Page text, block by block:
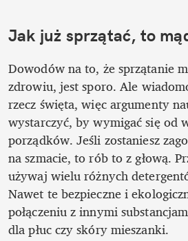
Jak już sprzątać, to
Dowodów na to, że sprzątanie
zdrowiu, jest sporo. Ale
rzecz święta, więc argumenty
wystarczyć, by wymigać się od
porządków. Jeśli zostaniesz
na szmacie, to rób to z głową.
używaj wielu różnych
Nawet te bezpieczne i
połączeniu z innymi
dla płuc czy skóry mieszanki.